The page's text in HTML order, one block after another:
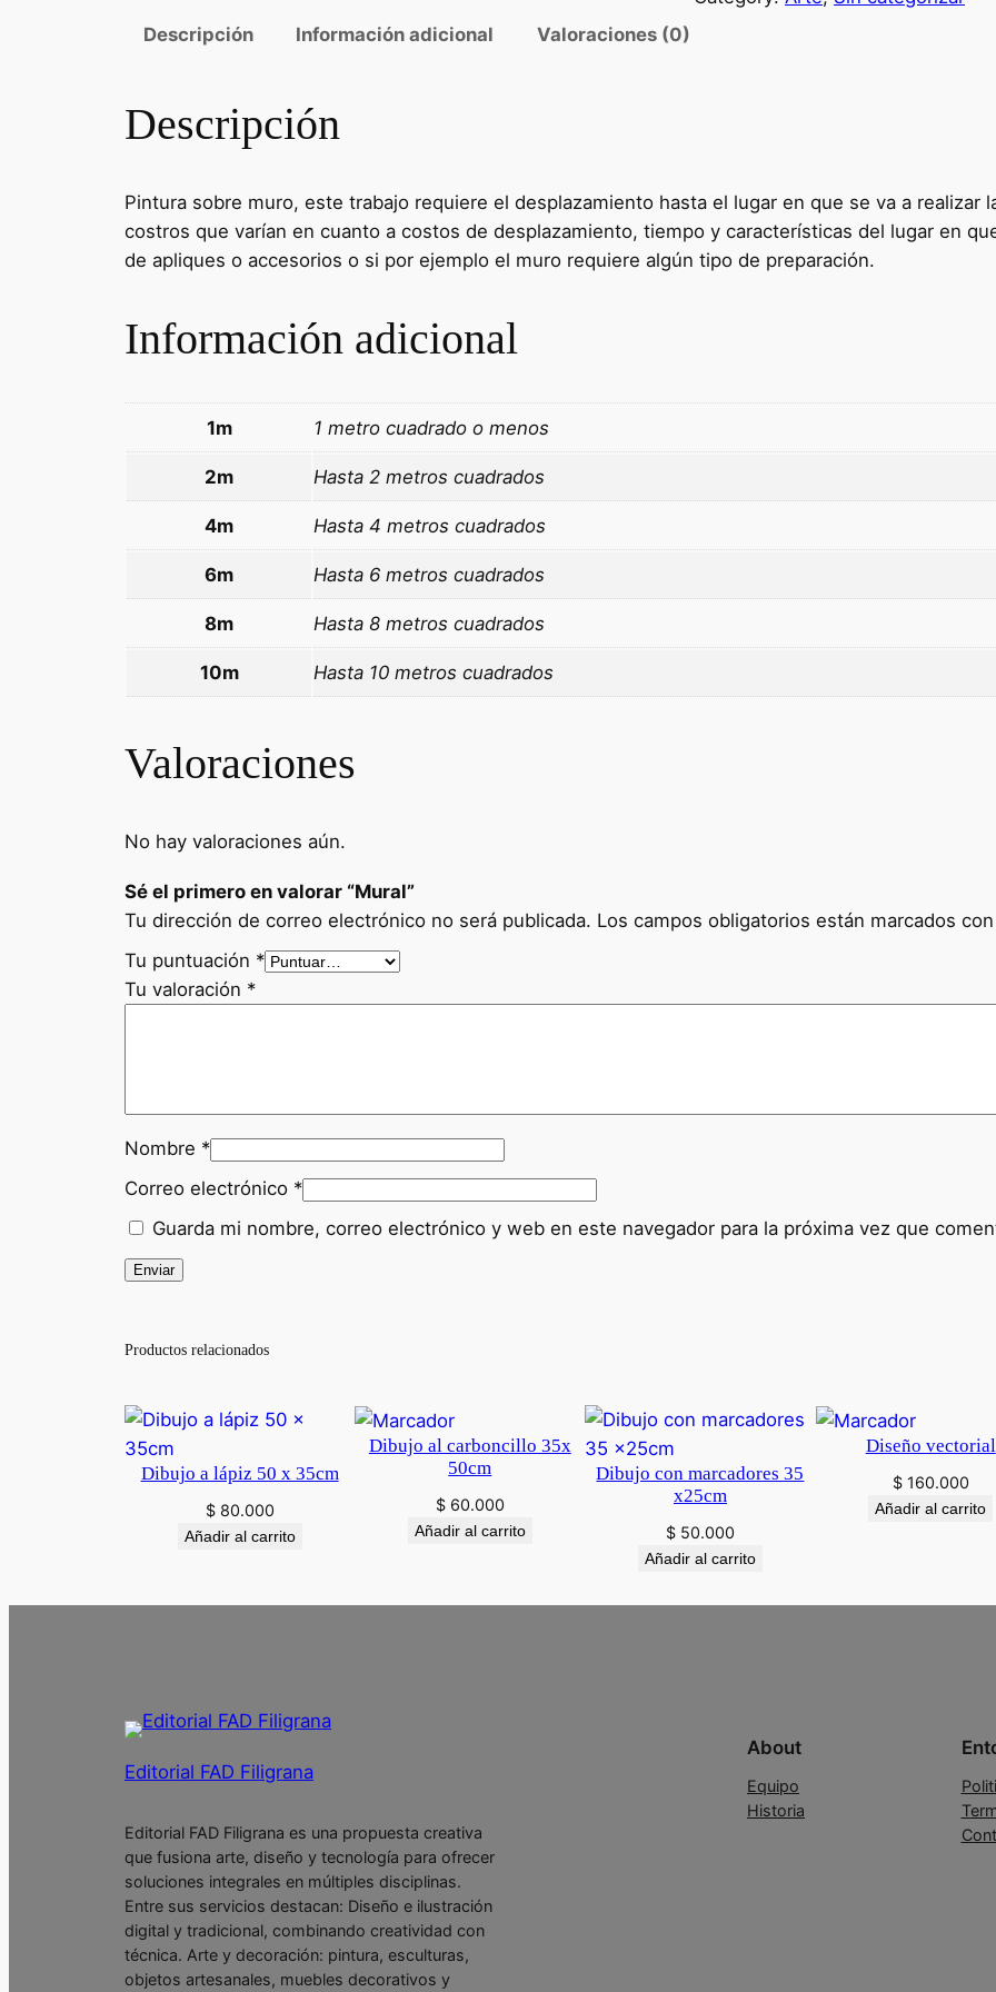
Descripción
Información adicional Valoraciones (0)
Descripción
Pintura sobre muro, este trabajo requiere el desplazamiento hasta el lugar en que se va a realizar
costros que varían en cuanto a costos de desplazamiento, tiempo y características del lugar en
de apliques o accesorios o si por ejemplo el muro requiere algún tipo de preparación.
Información adicional
1m 1 metro cuadrado o menos
2m Hasta 2 metros cuadrados
4m Hasta 4 metros cuadrados
6m Hasta 6 metros cuadrados
8m Hasta 8 metros cuadrados
10m Hasta 10 metros cuadrados
Valoraciones
No hay valoraciones aún.
Sé el primero en valorar “Mural”
Tu dirección de correo electrónico no será publicada. Los campos obligatorios están marcados
Tu puntuación *
Tu valoración *
Nombre *
Correo electrónico *
Guarda mi nombre, correo electrónico y web en este navegador para la próxima vez que
Productos relacionados
Dibujo a lápiz 50 x 35cm
$80.000
Añadir al carrito
Dibujo al carboncillo 35x
50cm
$60.000
Añadir al carrito
Dibujo con marcadores 35
x25cm
$50.000
Añadir al carrito
Diseño vectorial
$160.000
Añadir al carrito
Editorial FAD Filigrana
Editorial FAD Filigrana es una propuesta creativa
que fusiona arte, diseño y tecnología para ofrecer
soluciones integrales en múltiples disciplinas.
Entre sus servicios destacan: Diseño e ilustración
digital y tradicional, combinando creatividad con
técnica. Arte y decoración: pintura, esculturas,
objetos artesanales, muebles decorativos y
About
Equipo
Historia